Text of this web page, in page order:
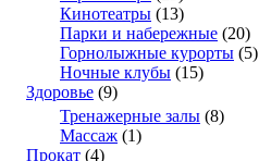
Кинотеатры (13)
Парки и набережные (20)
Горнолыжные курорты (5)
Ночные клубы (15)
Здоровье (9)
Тренажерные залы (8)
Массаж (1)
Прокат (4)